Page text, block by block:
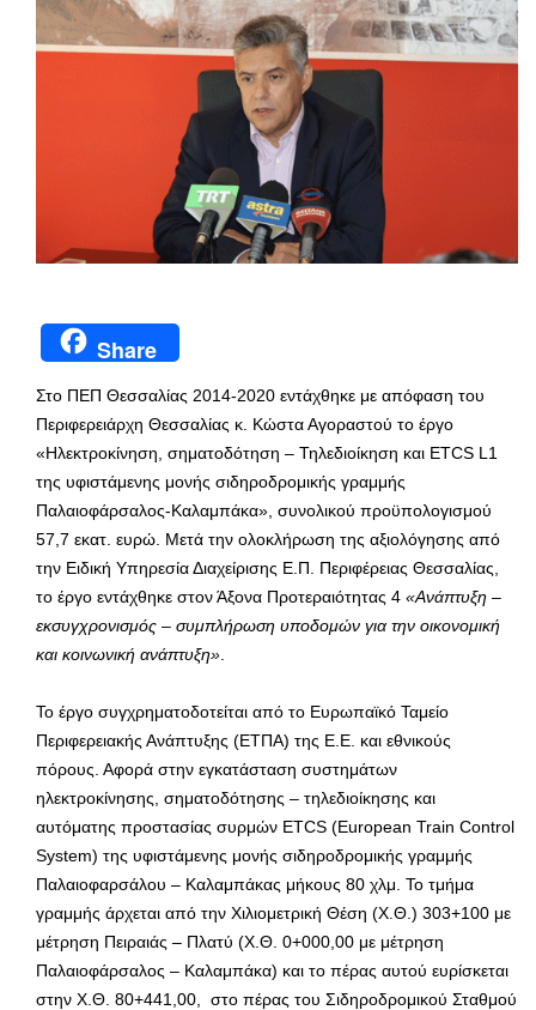
Share
Στο ΠΕΠ Θεσσαλίας 2014-2020 εντάχθηκε με απόφαση του
Περιφερειάρχη Θεσσαλίας κ. Κώστα Αγοραστού το έργο
«Ηλεκτροκίνηση, σηματοδότηση – Τηλεδιοίκηση και ETCS L1
της υφιστάμενης μονής σιδηροδρομικής γραμμής
Παλαιοφάρσαλος-Καλαμπάκα», συνολικού προϋπολογισμού
57,7 εκατ. ευρώ. Μετά την ολοκλήρωση της αξιολόγησης από
την Ειδική Υπηρεσία Διαχείρισης Ε.Π. Περιφέρειας Θεσσαλίας,
το έργο εντάχθηκε στον Άξονα Προτεραιότητας 4 «Ανάπτυξη –
εκσυγχρονισμός – συμπλήρωση υποδομών για την οικονομική
και κοινωνική ανάπτυξη»
Το έργο συγχρηματοδοτείται από το Ευρωπαϊκό Ταμείο
Περιφερειακής Ανάπτυξης (ΕΤΠΑ) της Ε.Ε. και εθνικούς
πόρους. Αφορά στην εγκατάσταση συστημάτων
ηλεκτροκίνησης, σηματοδότησης – τηλεδιοίκησης και
αυτόματης προστασίας συρμών ETCS (European Train Control
System) της υφιστάμενης μονής σιδηροδρομικής γραμμής
Παλαιοφαρσάλου – Καλαμπάκας μήκους 80 χλμ. Το τμήμα
γραμμής άρχεται από την Χιλιομετρική Θέση (Χ.Θ.) 303+100 με
μέτρηση Πειραιάς – Πλατύ (Χ.Θ. 0+000,00 με μέτρηση
Παλαιοφάρσαλος – Καλαμπάκα) και το πέρας αυτού ευρίσκεται
στην Χ.Θ. 80+441,00, στο πέρας του Σιδηροδρομικού Σταθμού